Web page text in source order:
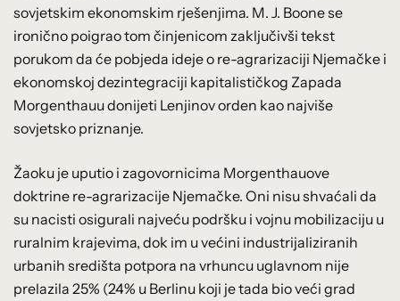
sovjetskim ekonomskim rješenjima. M. J. Boone se
ironično poigrao tom činjenicom zaključivši tekst
porukom da će pobjeda ideje o re-agrarizaciji Njemačke i
ekonomskoj dezintegraciji kapitalističkog Zapada
Morgenthauu donijeti Lenjinov orden kao najviše
sovjetsko priznanje.
Žaoku je uputio i zagovornicima Morgenthauove
doktrine re-agrarizacije Njemačke. Oni nisu shvaćali da
su nacisti osigurali najveću podršku i vojnu mobilizaciju u
ruralnim krajevima, dok im u većini industrijaliziranih
urbanih središta potpora na vrhuncu uglavnom nije
prelazila 25% (24% u Berlinu koji je tada bio veći grad